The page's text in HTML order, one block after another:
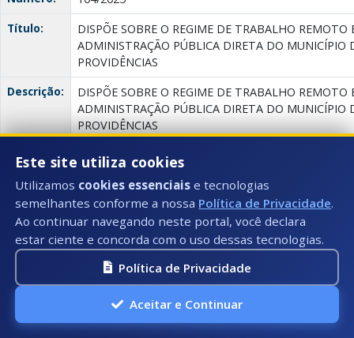
Título:
DISPÕE SOBRE O REGIME DE TRABALHO
ADMINISTRAÇÃO PÚBLICA DIRETA DO MUNICÍPIO
PROVIDÊNCIAS
Descrição:
DISPÕE SOBRE O REGIME DE TRABALHO
ADMINISTRAÇÃO PÚBLICA DIRETA DO MUNICÍPIO
PROVIDÊNCIAS
Anexo(s):
Descrição:
DISPÕE SOBRE O
REGIME DE
TRABALHO
REMOTO E
HÍBRIDO NO
ÂMBITO DA
ADMINISTRAÇÃO
PÚBLICA E
DIRETA DO
MUNICÍPIO DE
IÚNA/ES E DÁ
Documento:
Este site utiliza cookies
Utilizamos cookies essenciais e tecnologias
semelhantes conforme a nossa Política de Privacidade.
Ao continuar navegando neste portal, você declara
estar ciente e concorda com o uso dessas tecnologias.
Política de Privacidade
Aceitar e Continuar